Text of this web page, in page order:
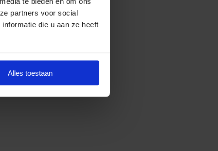
partners voor social
die u aan ze heeft
Alles toestaan